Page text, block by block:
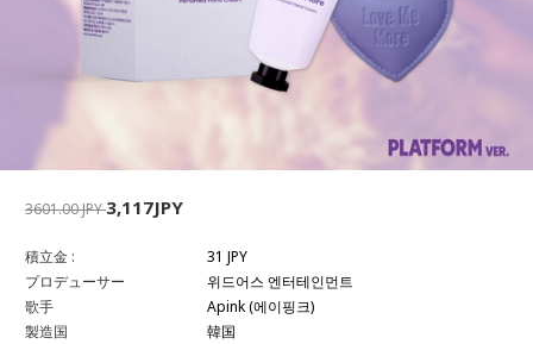
3601.00 JPY3,117JPY
積立金 :
31 JPY
プロデューサー
위드어스 엔터테인먼트
歌手
Apink (에이핑크)
製造国
韓国